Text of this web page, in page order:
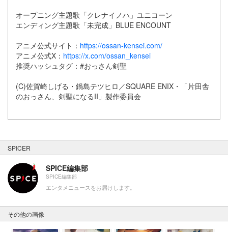
オープニング主題歌「クレナイノハ」ユニコーン
エンディング主題歌「未完成」BLUE ENCOUNT
アニメ公式サイト： https://ossan-kensei.com/
アニメ公式X： https://x.com/ossan_kensei
推奨ハッシュタグ：#おっさん剣聖
(C)佐賀崎しげる・鍋島テツヒロ／SQUARE ENIX・「片田舎
のおっさん、剣聖になるII」製作委員会
SPICER
SPICE編集部
SPICE編集部
エンタメニュースをお届けします。
その他の画像